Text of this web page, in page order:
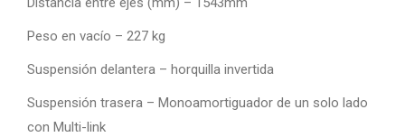
Peso en vacío – 227 kg
Suspensión delantera – horquilla invertida
Suspensión trasera – Monoamortiguador de un solo lado
con Multi-link